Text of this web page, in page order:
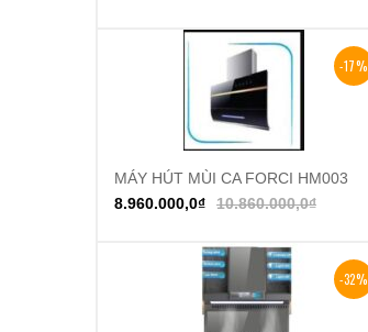
-17%
Thêm vào giỏ hàng
MÁY HÚT MÙI CA FORCI HM003
10.860.000,0₫
8.960.000,0₫
-32%